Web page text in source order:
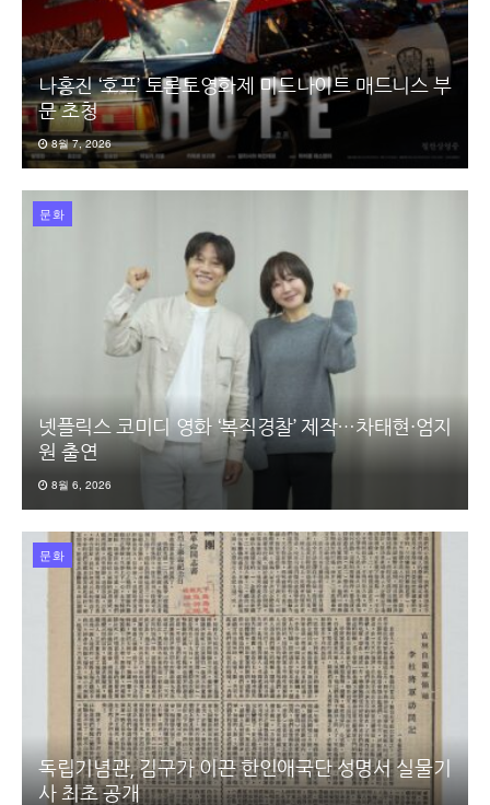
나홍진 ‘호프’ 토론토영화제 미드나이트 매드니스 부
문 초청
8월 7, 2026
문화
넷플릭스 코미디 영화 ‘복직경찰’ 제작…차태현·엄지
원 출연
8월 6, 2026
문화
독립기념관, 김구가 이끈 한인애국단 성명서 실물기
사 최초 공개